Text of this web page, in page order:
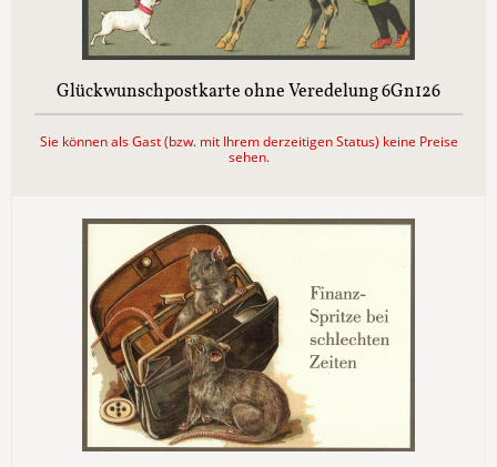
Glückwunschpostkarte ohne Veredelung 6Gn126
Sie können als Gast (bzw. mit Ihrem derzeitigen Status) keine Preise
sehen.